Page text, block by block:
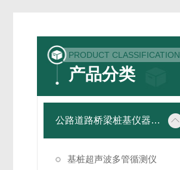
PRODUCT CLASSIFICATION
产品分类
公路道路桥梁桩基仪器设备
基桩超声波多管循测仪